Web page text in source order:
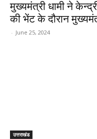
मुख्यमंत्री धामी ने
की भेंट के दौरान
- June 25, 2024
उत्तराखंड